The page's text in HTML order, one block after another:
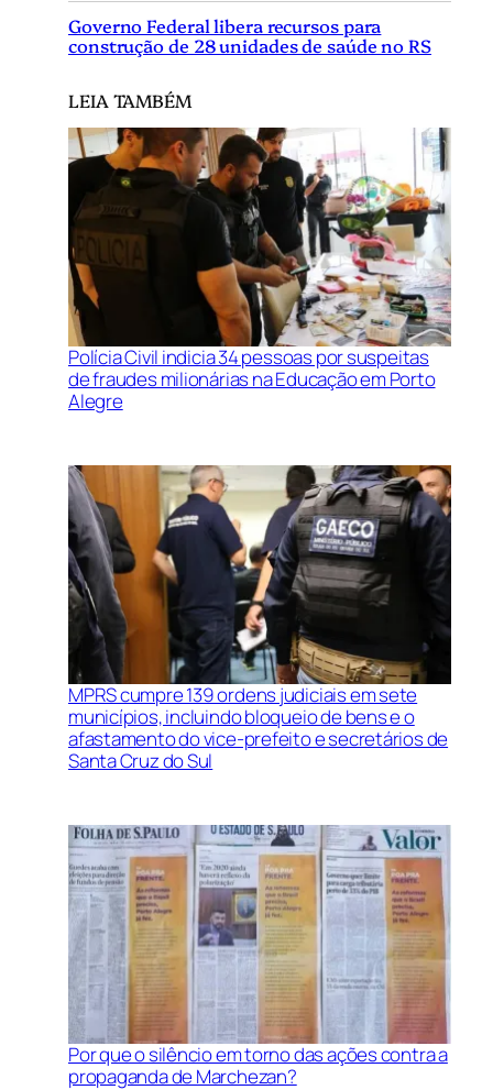
Governo Federal libera recursos para
construção de 28 unidades de saúde no RS
LEIA TAMBÉM
Polícia Civil indicia 34 pessoas por suspeitas
de fraudes milionárias na Educação em Porto
Alegre
MPRS cumpre 139 ordens judiciais em sete
municípios, incluindo bloqueio de bens e o
afastamento do vice-prefeito e secretários de
Santa Cruz do Sul
Por que o silêncio em torno das ações contra a
propaganda de Marchezan?